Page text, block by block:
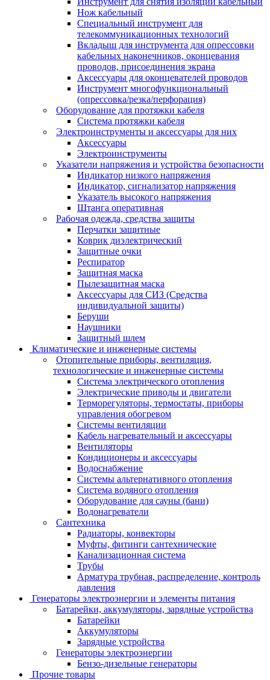
Нож кабельный
Специальный инструмент для
телекоммуникационных технологий
Вкладыш для инструмента для опрессовки
кабельных наконечников, оконцевания
проводов, присоединения экрана
Аксессуары для оконцевателей проводов
Инструмент многофункциональный
(опрессовка/резка/перфорация)
Оборудование для протяжки кабеля
Система протяжки кабеля
Электроинструменты и аксессуары для них
Аксессуары
Электроинструменты
Указатели напряжения и устройства безопасности
Индикатор низкого напряжения
Индикатор, сигнализатор напряжения
Указатель высокого напряжения
Штанга оперативная
Рабочая одежда, средства защиты
Перчатки защитные
Коврик диэлектрический
Защитные очки
Респиратор
Защитная маска
Пылезащитная маска
Аксессуары для СИЗ (Средства
индивидуальной защиты)
Беруши
Наушники
Защитный шлем
Климатические и инженерные системы
Отопительные приборы, вентиляция,
технологические и инженерные системы
Система электрического отопления
Электрические приводы и двигатели
Терморегуляторы, термостаты, приборы
управления обогревом
Системы вентиляции
Кабель нагревательный и аксессуары
Вентиляторы
Кондиционеры и аксессуары
Водоснабжение
Системы альтернативного отопления
Система водяного отопления
Оборудование для сауны (бани)
Водонагреватели
Сантехника
Радиаторы, конвекторы
Муфты, фитинги сантехнические
Канализационная система
Трубы
Арматура трубная, распределение, контроль
давления
Генераторы электроэнергии и элементы питания
Батарейки, аккумуляторы, зарядные устройства
Батарейки
Аккумуляторы
Зарядные устройства
Генераторы электроэнергии
Бензо-дизельные генераторы
Прочие товары